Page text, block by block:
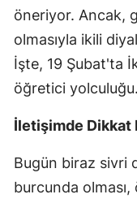
öneriyor. Ancak,
olmasıyla ikili
İşte, 19 Şubat'ta
öğretici
İletişimde Dikkat
Bugün biraz sivri
burcunda